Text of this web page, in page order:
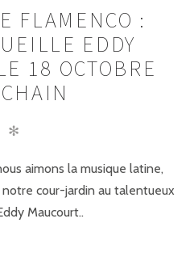
FLAMENCO :
EDDY
18 OCTOBRE
✻
aimons la musique latine,
notre cour-jardin au talentueux
Maucourt..